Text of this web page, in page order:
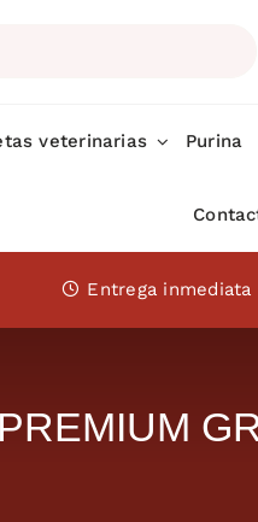
veterinarias Purina
Entrega inmediata